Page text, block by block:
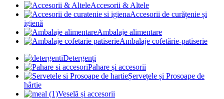
Accesorii & Altele
Accesorii de curățenie și
igienă
Ambalaje alimentare
Ambalaje cofetărie-patiserie
Detergenți
Pahare și accesorii
Șervețele și Prosoape de
hârtie
Veselă și accesorii